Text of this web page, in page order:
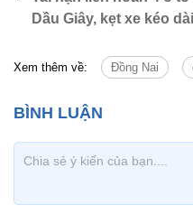
Dầu Giây, kẹt xe kéo
Xem thêm về: Đồng Nai